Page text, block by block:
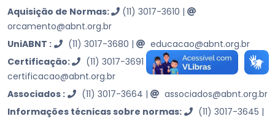
Aquisição de Normas: (11) 3017-3610 |
orcamento@abnt.org.br
UniABNT :
(11) 3017-3680 |
educacao@abnt.org.br
Certificação:
(11) 3017-3691
certificacao@abnt.org.br
Associados :
(11) 3017-3664 |
associados@abnt.org.br
Informações técnicas sobre normas:
(11) 3017-3645 |